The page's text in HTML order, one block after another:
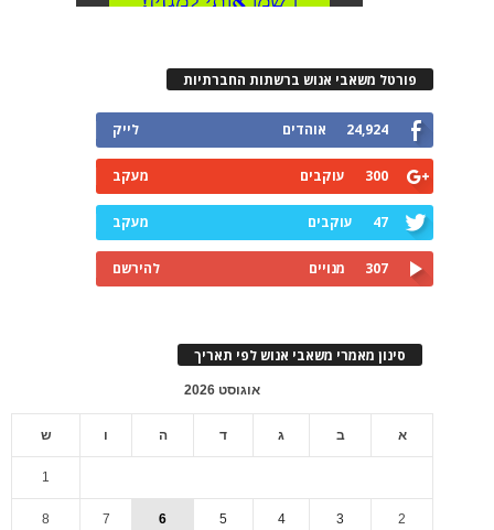
פורטל משאבי אנוש ברשתות החברתיות
24,924 אוהדים לייק
300 עוקבים מעקב
47 עוקבים מעקב
307 מנויים להירשם
סינון מאמרי משאבי אנוש לפי תאריך
אוגוסט 2026
א ב ג ד ה ו ש
1
2
3
4
5
6
7
8